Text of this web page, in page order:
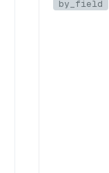
by_field